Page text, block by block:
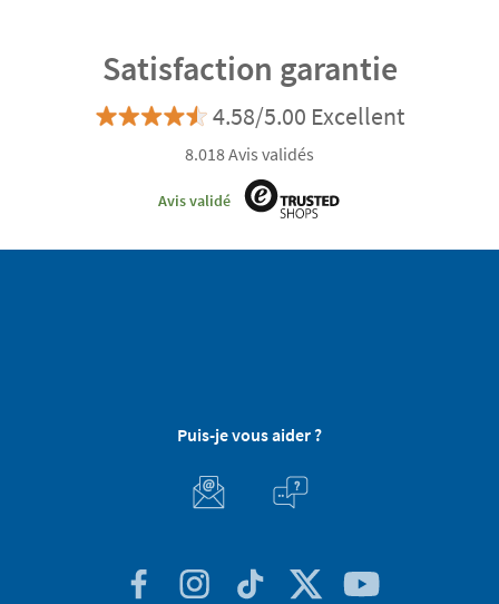
Satisfaction garantie
4.58/5.00 Excellent
8.018 Avis validés
Avis validé
Puis-je vous aider ?